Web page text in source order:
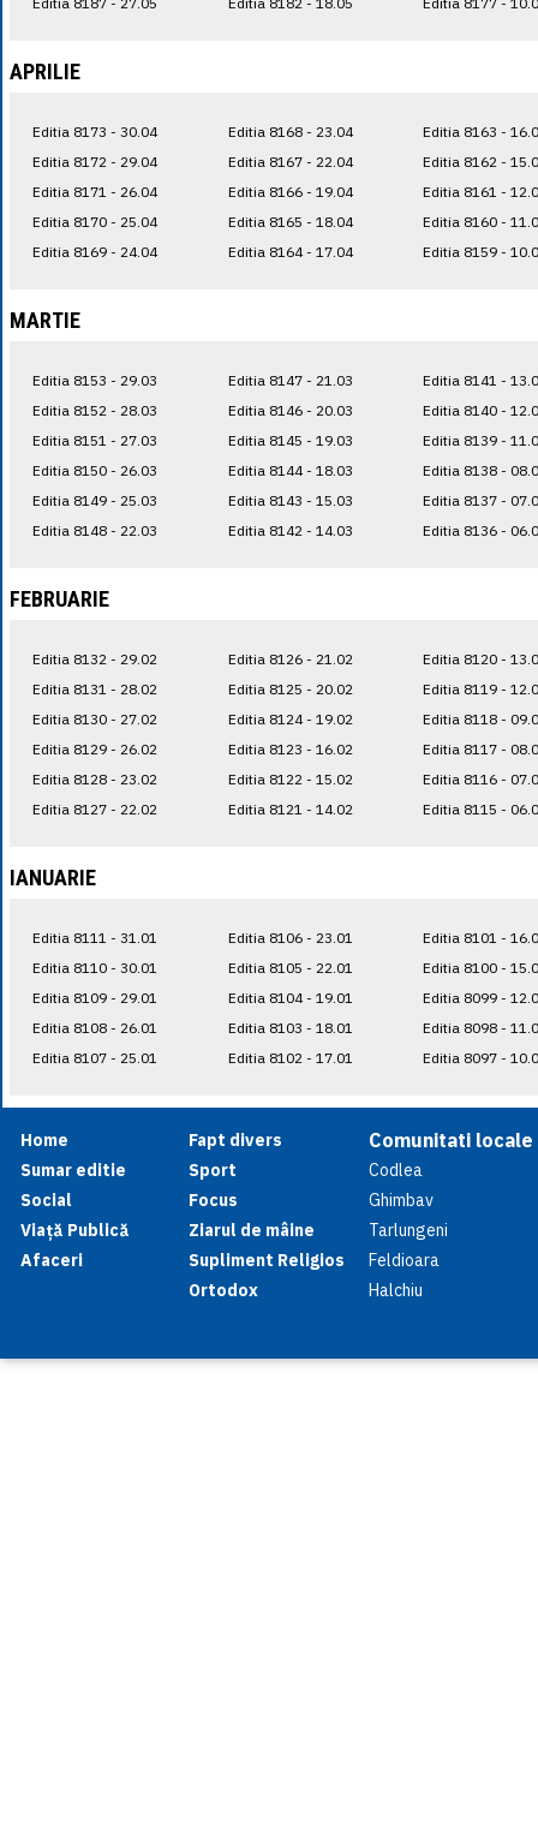
APRILIE
Editia 8173 - 30.04
Editia 8172 - 29.04
Editia 8171 - 26.04
Editia 8170 - 25.04
Editia 8169 - 24.04
Editia 8168 - 23.04
Editia 8167 - 22.04
Editia 8166 - 19.04
Editia 8165 - 18.04
Editia 8164 - 17.04
Editia 8163 -
Editia 8162 -
Editia 8161 -
Editia 8160 -
Editia 8159 -
MARTIE
Editia 8153 - 29.03
Editia 8152 - 28.03
Editia 8151 - 27.03
Editia 8150 - 26.03
Editia 8149 - 25.03
Editia 8148 - 22.03
Editia 8147 - 21.03
Editia 8146 - 20.03
Editia 8145 - 19.03
Editia 8144 - 18.03
Editia 8143 - 15.03
Editia 8142 - 14.03
Editia 8141 -
Editia 8140 -
Editia 8139 -
Editia 8138 -
Editia 8137 -
Editia 8136 -
FEBRUARIE
Editia 8132 - 29.02
Editia 8131 - 28.02
Editia 8130 - 27.02
Editia 8129 - 26.02
Editia 8128 - 23.02
Editia 8127 - 22.02
Editia 8126 - 21.02
Editia 8125 - 20.02
Editia 8124 - 19.02
Editia 8123 - 16.02
Editia 8122 - 15.02
Editia 8121 - 14.02
Editia 8120 -
Editia 8119 -
Editia 8118 -
Editia 8117 -
Editia 8116 -
Editia 8115 -
IANUARIE
Editia 8111 - 31.01
Editia 8110 - 30.01
Editia 8109 - 29.01
Editia 8108 - 26.01
Editia 8107 - 25.01
Editia 8106 - 23.01
Editia 8105 - 22.01
Editia 8104 - 19.01
Editia 8103 - 18.01
Editia 8102 - 17.01
Editia 8101 -
Editia 8100 -
Editia 8099 -
Editia 8098 -
Editia 8097 -
Home
Sumar editie
Social
Viață Publică
Afaceri
Fapt divers
Sport
Focus
Ziarul de mâine
Supliment Religios
Ortodox
Comunitati locale
Codlea
Ghimbav
Tarlungeni
Feldioara
Halchiu